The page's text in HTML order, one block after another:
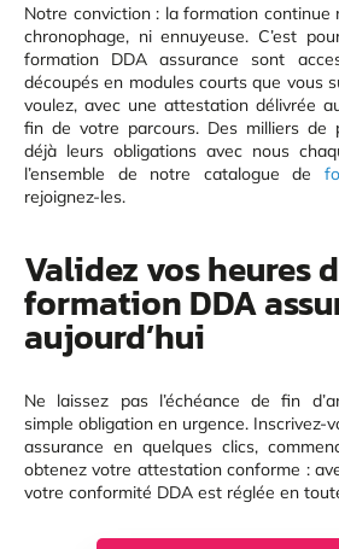
Notre conviction : la formation
chronophage, ni ennuyeuse. C’est
formation DDA assurance sont
découpés en modules courts que vous
voulez, avec une attestation délivrée
fin de votre parcours. Des milliers de
déjà leurs obligations avec nous
l’ensemble de notre catalogue de
rejoignez-les.
Validez vos heures
formation DDA
aujourd’hui
Ne laissez pas l’échéance de fin
simple obligation en urgence. Inscrivez-
assurance en quelques clics,
obtenez votre attestation conforme :
votre conformité DDA est réglée en